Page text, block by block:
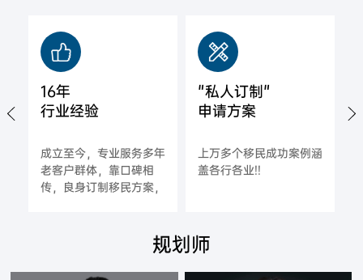
16年
行业经验
成立至今，专业服务多年
老客户群体，靠口碑相
传，良身订制移民方案，
"私人订制"
申请方案
上万多个移民成功案例涵
盖各行各业!!
规划师